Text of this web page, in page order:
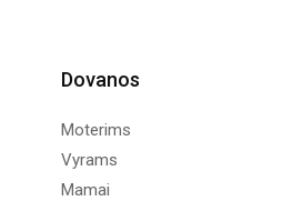
Dovanos
Moterims
Vyrams
Mamai